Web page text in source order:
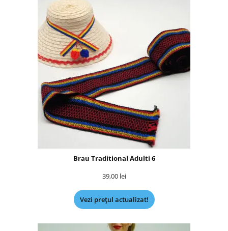
Brau Traditional Adulti 6
39,00 lei
Vezi prețul actualizat!